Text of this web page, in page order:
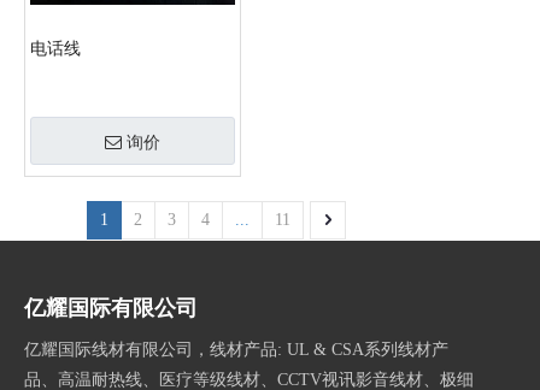
电话线
询价
1 2 3 4 11
亿耀国际有限公司
亿耀国际线材有限公司，线材产品: UL & CSA系列线材产
品、高温耐热线、医疗等级线材、CCTV视讯影音线材、极细